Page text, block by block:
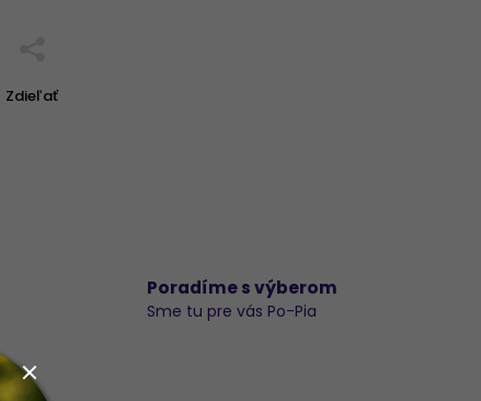
Zdieľať
Poradíme s výberom
Sme tu pre vás Po-Pia